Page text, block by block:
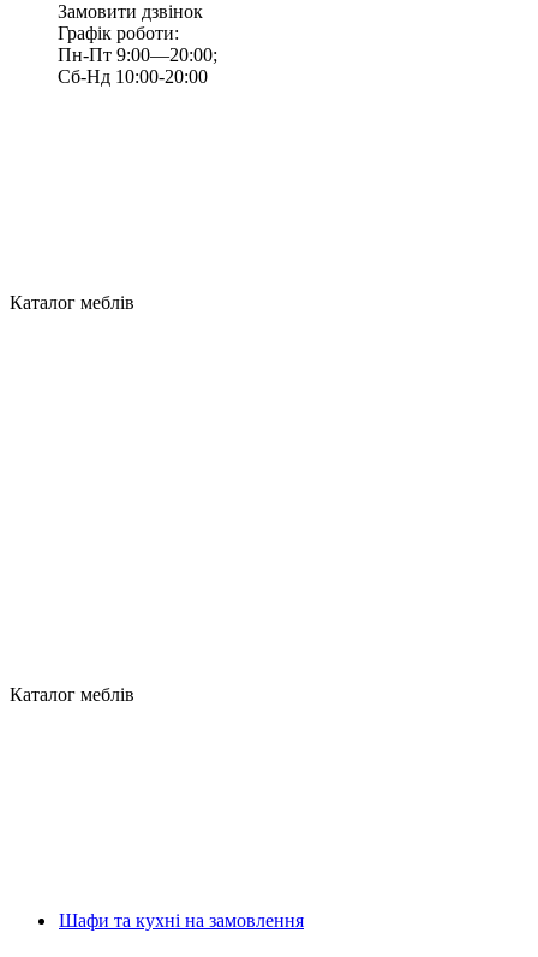
Замовити дзвінок
Графік роботи:
Пн-Пт 9:00—20:00;
Сб-Нд 10:00-20:00
Каталог меблів
Каталог меблів
Шафи та кухні на замовлення